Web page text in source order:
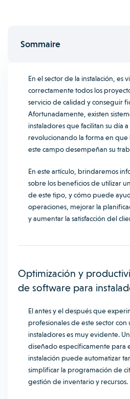
Sommaire
En el sector de la instalación, es
correctamente todos los
servicio de calidad y conseguir
Afortunadamente, existen
instaladores que facilitan su día a
revolucionando la forma en que
este campo desempeñan su
En este artículo, brindaremos
sobre los beneficios de utilizar
de este tipo, y cómo puede
operaciones, mejorar la
y aumentar la satisfacción del
Optimización y
de software para
El antes y el después que
profesionales de este sector
instaladores es muy evidente.
diseñado específicamente para
instalación puede automatizar
simplificar la programación de
gestión de inventario y recursos.